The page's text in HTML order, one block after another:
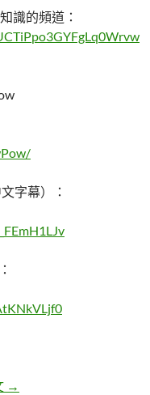
識的頻道：
字幕）：
人類終於找到平行世界
→